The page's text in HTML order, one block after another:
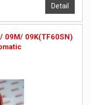
Detail
09M/ 09K(TF60SN)